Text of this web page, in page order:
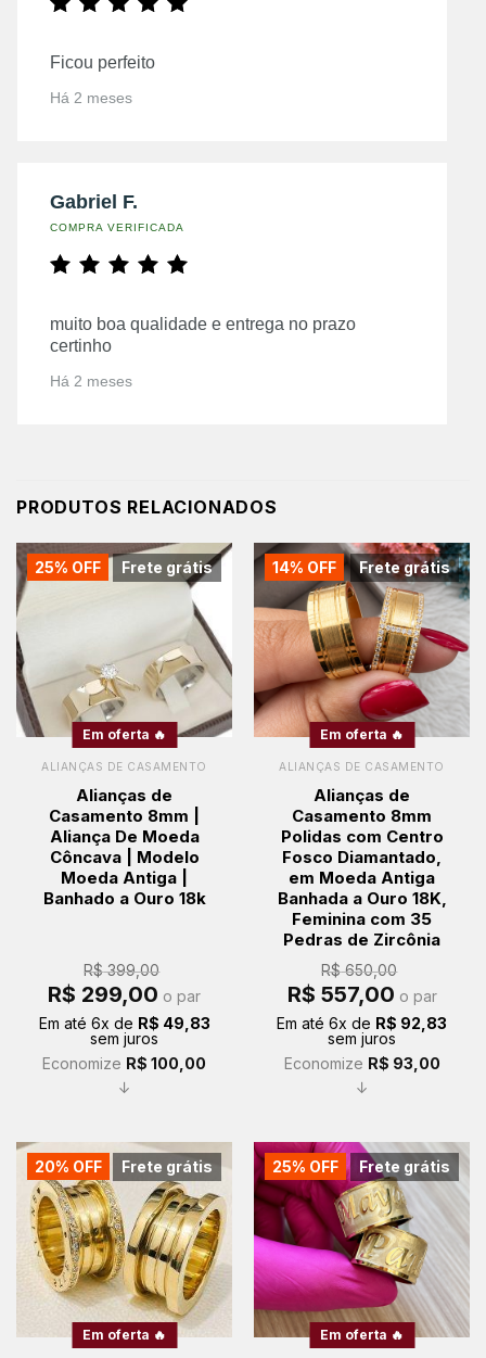
Ficou perfeito
Há 2 meses
Gabriel F.
COMPRA VERIFICADA
muito boa qualidade e entrega no prazo
certinho
Há 2 meses
PRODUTOS RELACIONADOS
Frete grátis
25% OFF
Em oferta 🔥
ALIANÇAS DE CASAMENTO
Alianças de
Casamento 8mm |
Aliança De Moeda
Côncava | Modelo
Moeda Antiga |
Banhado a Ouro 18k
R$399,00
O
preço
era:
R$ 399,00.
R$ 299,00 preço
atual
é:
o par
Em até 6x de R$ 49,83
sem juros
Economize R$ 100,00
↓
Frete grátis
14% OFF
Em oferta 🔥
ALIANÇAS DE CASAMENTO
Alianças de
Casamento 8mm
Polidas com Centro
Fosco Diamantado,
em Moeda Antiga
Banhada a Ouro 18K,
Feminina com 35
Pedras de Zircônia
R$650,00
O
preço
era:
R$ 650,00.
R$ 557,00preço
atual
é:
R$ 557,00.
o par
Em até 6x de R$ 92,83
sem juros
Economize R$ 93,00
↓
Frete grátis
20% OFF
Em oferta 🔥
Frete grátis
25% OFF
Em oferta 🔥